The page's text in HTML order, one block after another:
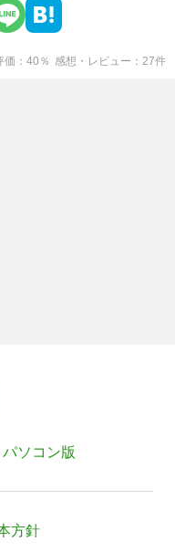
価 40 ％ 感想・レビュー 27件
パソコン版
方針